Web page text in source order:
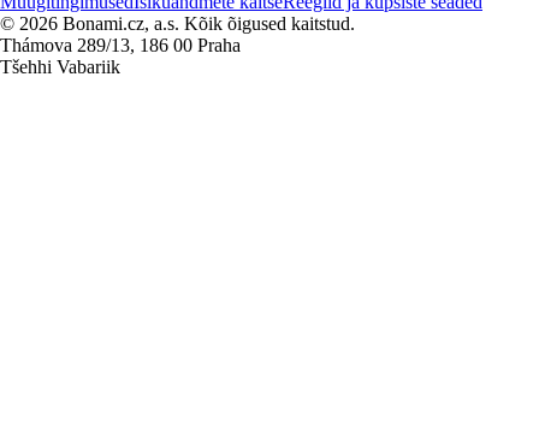
© 2026 Bonami.cz, a.s. Kõik õigused kaitstud.
Thámova 289/13, 186 00 Praha
Tšehhi Vabariik